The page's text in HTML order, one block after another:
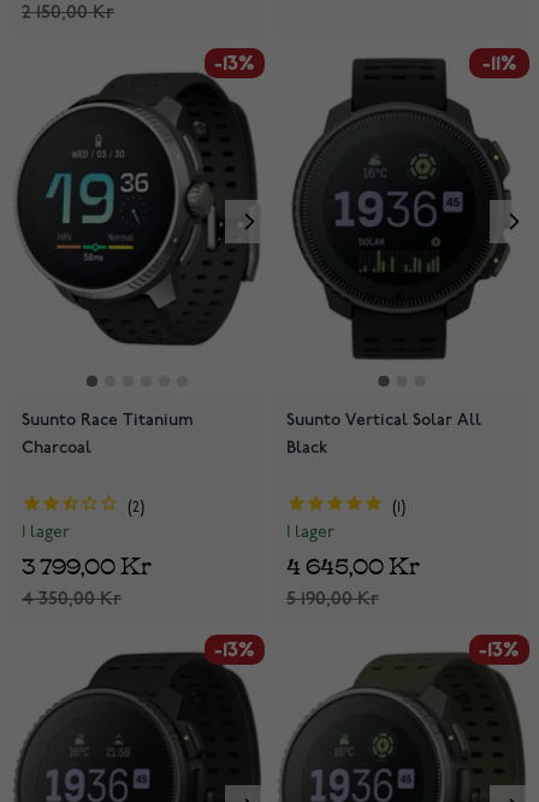
2 150,00 Kr
-13%
Suunto Race Titanium
Charcoal
2
I lager
4 350,00 Kr
3 799,00 Kr
-11%
Suunto Vertical Solar All
Black
I lager
5 190,00 Kr
4 645,00 Kr
-13% -13%